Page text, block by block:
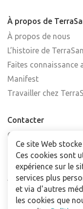
À propos de
À propos de nous
L’histoire de
Faites connaissance
Manifest
Travailler chez
Contacter
Contactez-nous
Trouver un point de
FAQ
Abonnez-vous à la
Pour les
Ce site Web
Ces cookies sont
expérience sur le
services plus
et via d'autres
les cookies que